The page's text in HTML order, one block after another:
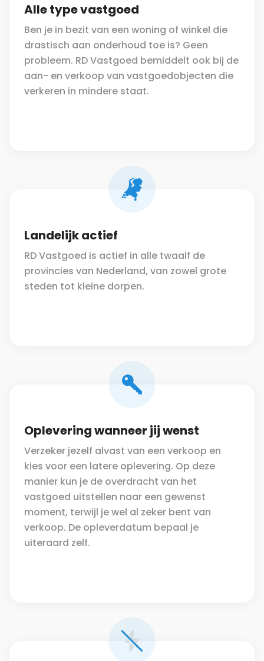
Alle type vastgoed
Ben je in bezit van een woning of winkel die
drastisch aan onderhoud toe is? Geen
probleem. RD Vastgoed bemiddelt ook bij de
aan- en verkoop van vastgoedobjecten die
verkeren in mindere staat.
Landelijk actief
RD Vastgoed is actief in alle twaalf de
provincies van Nederland, van zowel grote
steden tot kleine dorpen.
Oplevering wanneer jij wenst
Verzeker jezelf alvast van een verkoop en
kies voor een latere oplevering. Op deze
manier kun je de overdracht van het
vastgoed uitstellen naar een gewenst
moment, terwijl je wel al zeker bent van
verkoop. De opleverdatum bepaal je
uiteraard zelf.